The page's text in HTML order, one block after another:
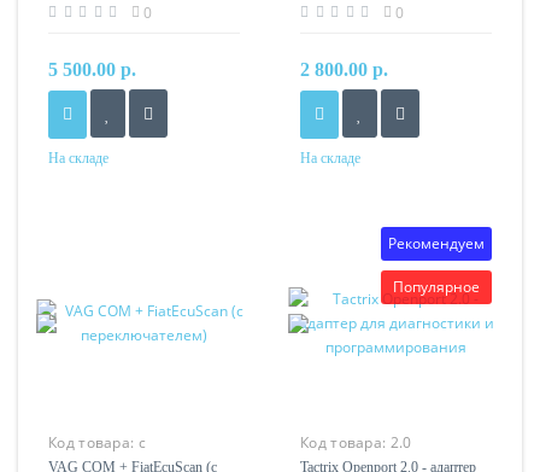
0
5 500.00 р.
На складе
0
2 800.00 р.
На складе
Код товара: с
переключателем
VAG COM + FiatEcuScan (с
Рекомендуем
Популярное
Код товара: 2.0
Tactrix Openport 2.0 - адаптер